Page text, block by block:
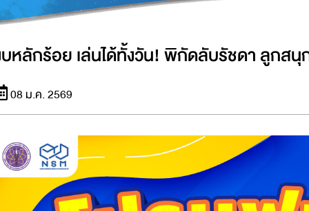
หลักร้อย เล่นได้ทั้งวัน! พิกัดลับรัชดา ลูกสนุ
08 ม.ค. 2569